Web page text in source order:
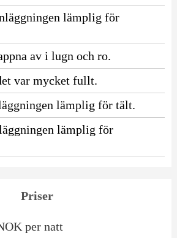
lämplig för
av i lugn och ro.
var mycket fullt.
lämplig för tält.
lämplig för
Priser
per natt